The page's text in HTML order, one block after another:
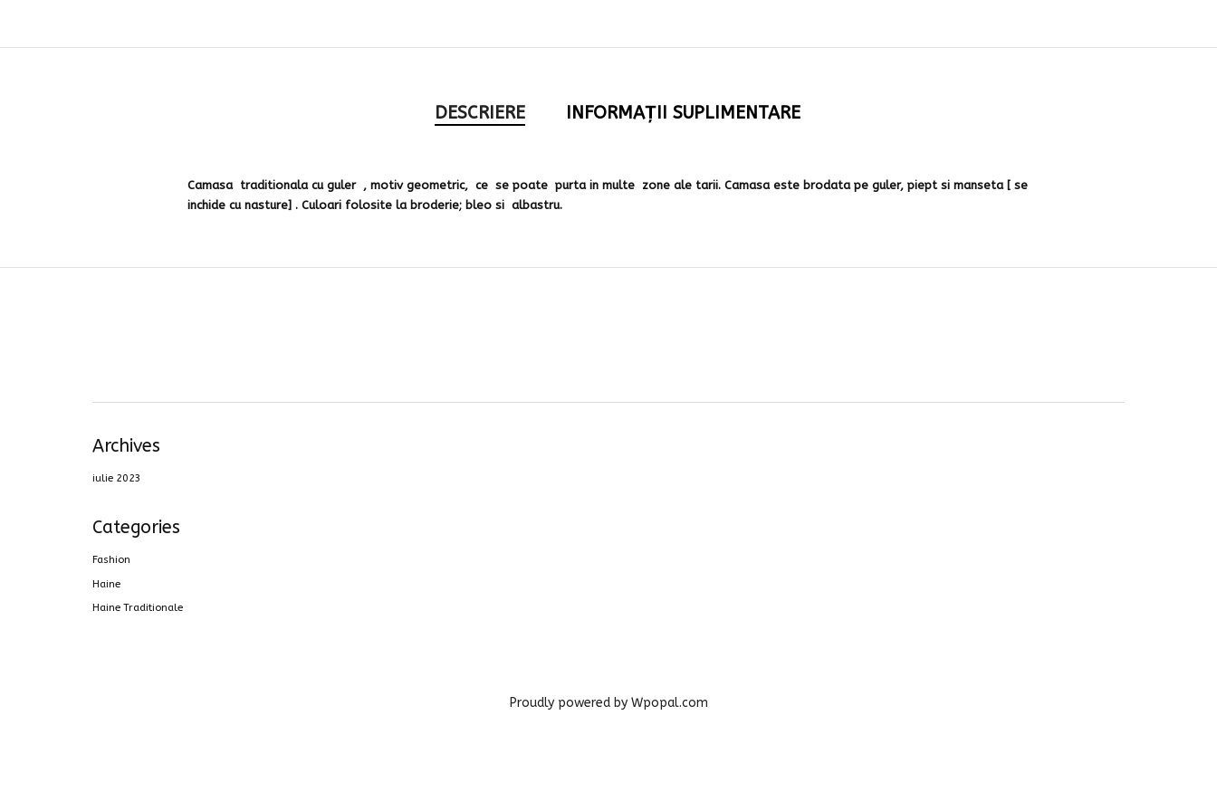
DESCRIERE INFORMAȚII SUPLIMENTARE
Camasa traditionala cu guler , motiv geometric, ce se poate purta in multe zone ale tarii. Camasa este brodata pe guler, piept si manseta [ se
inchide cu nasture] . Culoari folosite la broderie; bleo si albastru.
Archives
iulie 2023
Categories
Fashion
Haine
Haine Traditionale
Proudly powered by Wpopal.com